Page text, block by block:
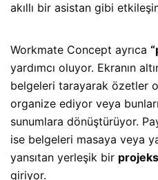
akıllı bir asistan gibi
Workmate Concept ayrıca
yardımcı oluyor. Ekranın
belgeleri tarayarak özetler
organize ediyor veya
sunumlara dönüştürüyor.
ise belgeleri masaya veya
yansıtan yerleşik bir
giriyor.